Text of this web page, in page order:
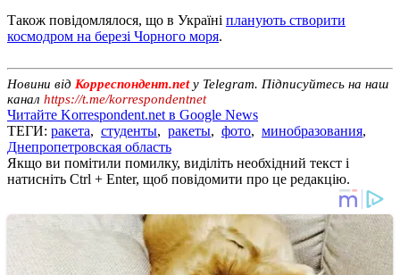
Також повідомлялося, що в Україні планують створити
космодром на березі Чорного моря.
Новини від Корреспондент.netу Telegram. Підписуйтесь на наш
канал https://t.me/korrespondentnet
Читайте Korrespondent.net в Google News
ТЕГИ: ракета, студенты, ракеты, фото, минобразования,
Днепропетровская область
Якщо ви помітили помилку, виділіть необхідний текст і
натисніть Ctrl + Enter, щоб повідомити про це редакцію.